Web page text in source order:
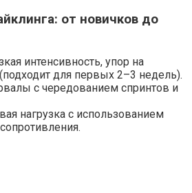
от новичков до
интенсивность, упор на
для первых 2–3 недель).
с чередованием спринтов и
нагрузка с использованием